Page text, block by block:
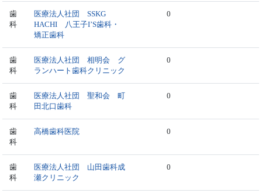
歯
科
医療法人社団 SSKG
HACHI 八王子I’S歯科・
矯正歯科
0
歯
科
医療法人社団 相明会 グ
ランハート歯科クリニック
0
歯
科
医療法人社団 聖和会 町
田北口歯科
0
歯
科
高橋歯科医院 0
歯
科
医療法人社団 山田歯科成
瀬クリニック
0